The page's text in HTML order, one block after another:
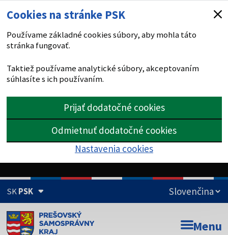
Cookies na stránke PSK
Používame základné cookies súbory, aby mohla táto
stránka fungovať.
Taktiež používame analytické súbory, akceptovaním
súhlasíte s ich používaním.
Prijať dodatočné cookies
Odmietnuť dodatočné cookies
Nastavenia cookies
SKPSK
Doména psk.sk je oficiálna Menu